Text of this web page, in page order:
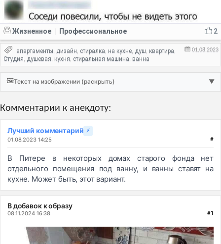
2
Жизненное Профессиональное
01.08.2023
апартаменты, дизайн, стиралка, на кухне, душ, квартира,
Студия, душевая, кухня, стиральная машина, ванна
🖼️Текст на изображении (раскрыть) ▼
Комментарии к анекдоту:
Лучший комментарий ⚡
01.08.2023 14:25 #
В Питере в некоторых домах старого фонда нет
отдельного помещения под ванну, и ванны ставят на
кухне. Может быть, этот вариант.
В добавок к образу
08.11.2024 16:38 #1